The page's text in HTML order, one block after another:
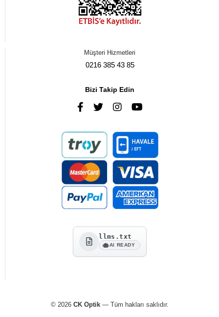
Müşteri Hizmetleri
0216 385 43 85
Bizi Takip Edin
llms.txt
AI READY
© 2026 CK Optik— Tüm hakları saklıdır.